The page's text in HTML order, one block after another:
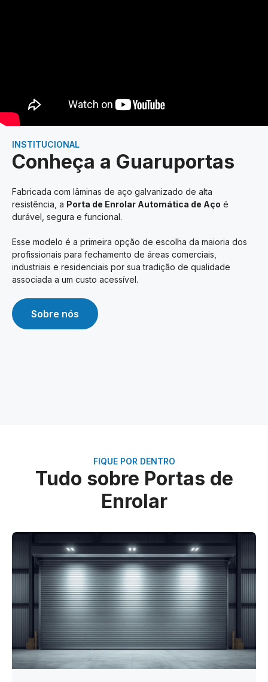
INSTITUCIONAL
Conheça a Guaruportas
Fabricada com lâminas de aço galvanizado de alta
resistência, a Porta de Enrolar Automática de Aço é
durável, segura e funcional.
Esse modelo é a primeira opção de escolha da maioria dos
profissionais para fechamento de áreas comerciais,
industriais e residenciais por sua tradição de qualidade
associada a um custo acessível.
Sobre nós
FIQUE POR DENTRO
Tudo sobre Portas de
Enrolar